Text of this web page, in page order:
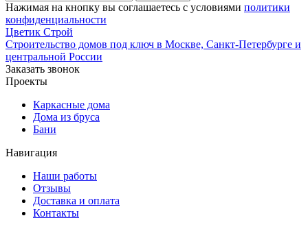
Нажимая на кнопку вы соглашаетесь с условиями политики
конфиденциальности
Цветик Строй
Строительство домов под ключ в Москве, Санкт-Петербурге и
центральной России
Заказать звонок
Проекты
Каркасные дома
Дома из бруса
Бани
Навигация
Наши работы
Отзывы
Доставка и оплата
Контакты